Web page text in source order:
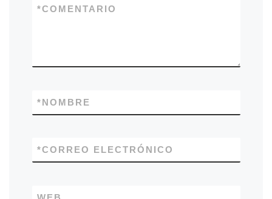
COMENTARIO
*
NOMBRE
*
CORREO ELECTRÓNICO
*